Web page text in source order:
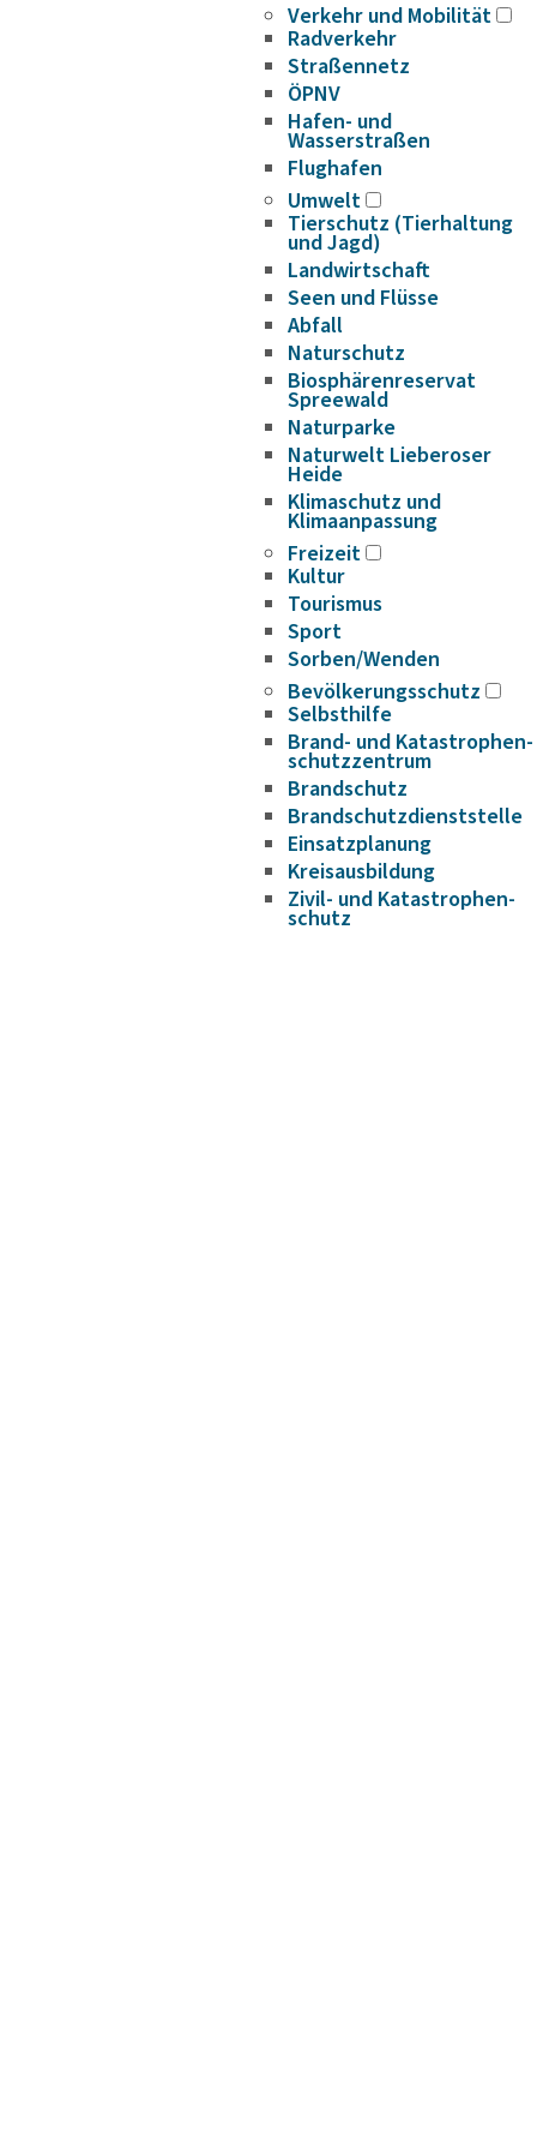
Verkehr und Mobilität
Radverkehr
Straßennetz
ÖPNV
Hafen- und
Wasserstraßen
Flughafen
Umwelt
Tierschutz (Tierhaltung
und Jagd)
Landwirtschaft
Seen und Flüsse
Abfall
Naturschutz
Biosphärenreservat
Spreewald
Naturparke
Naturwelt Lieberoser
Heide
Klimaschutz und
Klimaanpassung
Freizeit
Kultur
Tourismus
Sport
Sorben/Wenden
Bevöl­ke­rungs­schutz
Selbst­hilfe
Brand- und Kata­s­tro­­phen­­
schutz­­zen­trum
Brand­schutz
Brand­schutz­dienst­stelle
Einsatz­pla­nung
Kreis­aus­­bil­­dung
Zivil- und Kata­s­tro­­phen­­
schutz